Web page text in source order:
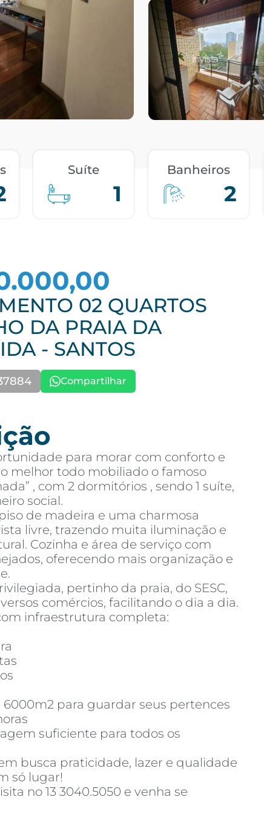
Suíte
1
Banheiros
2
02 QUARTOS
DA PRAIA DA
- SANTOS
Compartilhar
para morar com conforto e
melhor todo mobiliado o famoso
, com 2 dormitórios , sendo 1 suíte,
social.
de madeira e uma charmosa
livre, trazendo muita iluminação e
Cozinha e área de serviço com
oferecendo mais organização e
pertinho da praia, do SESC,
comércios, facilitando o dia a dia.
infraestrutura completa:
6000m2 para guardar seus pertences
suficiente para todos os
busca praticidade, lazer e qualidade
só lugar!
no 13 3040.5050 e venha se